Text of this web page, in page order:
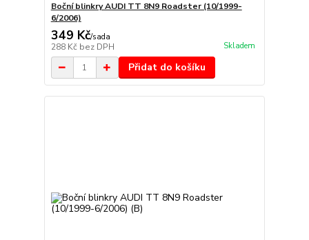
Boční blinkry AUDI TT 8N9 Roadster (10/1999-
6/2006)
349 Kč/sada
288 Kč bez DPH Skladem
Přidat do košíku